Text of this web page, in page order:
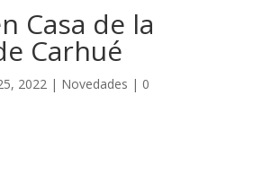
Casa de la
Carhué
2022| Novedades | 0